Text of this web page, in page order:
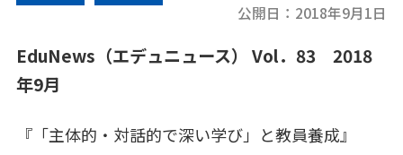
公開日： 2018年9月1日
EduNews（エデュニュース） Vol．83 2018
年9月
『「主体的・対話的で深い学び」と教員養成』